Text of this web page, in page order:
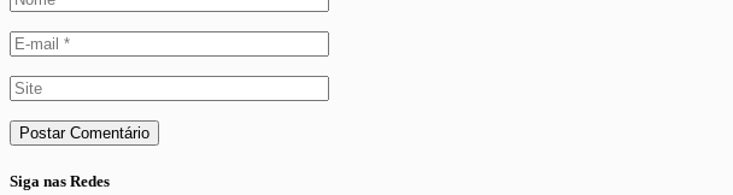
Siga nas Redes